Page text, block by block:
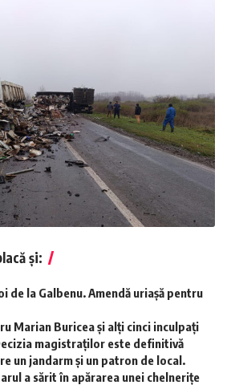
și:
de la Galbenu. Amendă uriașă pentru
Marian Buricea și alți cinci inculpați
magistraților este definitivă
un jandarm și un patron de local.
a sărit în apărarea unei chelnerițe